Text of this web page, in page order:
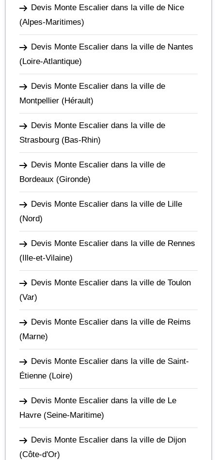
Devis Monte Escalier dans la ville de Nice
(Alpes-Maritimes)
Devis Monte Escalier dans la ville de Nantes
(Loire-Atlantique)
Devis Monte Escalier dans la ville de
Montpellier (Hérault)
Devis Monte Escalier dans la ville de
Strasbourg (Bas-Rhin)
Devis Monte Escalier dans la ville de
Bordeaux (Gironde)
Devis Monte Escalier dans la ville de Lille
(Nord)
Devis Monte Escalier dans la ville de Rennes
(Ille-et-Vilaine)
Devis Monte Escalier dans la ville de Toulon
(Var)
Devis Monte Escalier dans la ville de Reims
(Marne)
Devis Monte Escalier dans la ville de Saint-
Étienne (Loire)
Devis Monte Escalier dans la ville de Le
Havre (Seine-Maritime)
Devis Monte Escalier dans la ville de Dijon
(Côte-d'Or)